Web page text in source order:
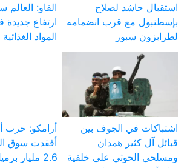
استقبال حاشد لصلاح
بإسطنبول مع قرب انضمامه
لطرابزون سبور
الفاو:
ارتفاع جديدة
المواد الغذائية
اشتباكات في الجوف بين
قبائل آل كثير همدان
ومسلحي الحوثي على خلفية
أرامكو: حرب
أفقدت سوق
2.6 مليار برميل